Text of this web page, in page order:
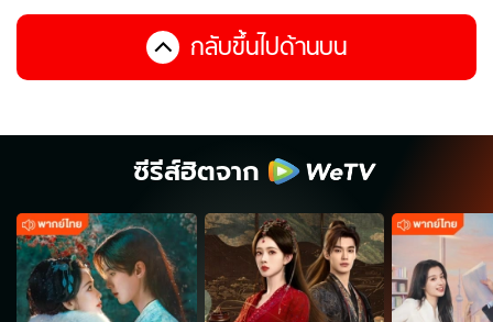
กลับขึ้นไปด้านบน
ซีรีส์ฮิตจาก